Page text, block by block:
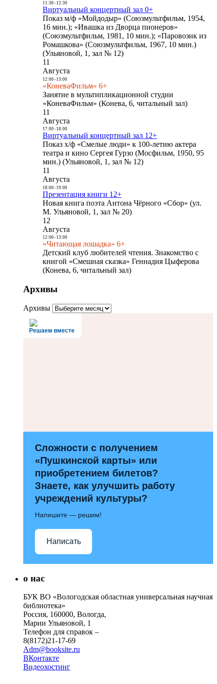
11:30- 12:30
Виртуальный концертный зал 0+
Показ м/ф «Мойдодыр» (Союзмультфильм, 1954,
16 мин.); «Ивашка из Дворца пионеров»
(Союзмультфильм, 1981, 10 мин.); «Паровозик из
Ромашкова» (Союзмультфильм, 1967, 10 мин.)
(Ульяновой, 1, зал № 12)
11
Августа
12:00- 13:00
«КоневаФильм» 6+
Занятие в мультипликационной студии
«КоневаФильм» (Конева, 6, читальный зал)
11
Августа
17:00- 18:00
Виртуальный концертный зал 12+
Показ х/ф «Смелые люди» к 100-летию актера
театра и кино Сергея Гурзо (Мосфильм, 1950, 95
мин.) (Ульяновой, 1, зал № 12)
11
Августа
18:00- 19:00
Презентация книги 12+
Новая книга поэта Антона Чёрного «Сбор» (ул.
М. Ульяновой, 1, зал № 20)
12
Августа
12:00- 13:00
«Читающая лошадка» 6+
Детский клуб любителей чтения. Знакомство с
книгой «Смешная сказка» Геннадия Цыферова
(Конева, 6, читальный зал)
Архивы
Архивы
Решаем вместе
Сложности с получением
«Пушкинской карты» или
приобретением билетов?
Знаете, как улучшить работу
учреждений культуры?
Напишите — решим!
Написать
о нас
БУК ВО «Вологодская областная универсальная научная
библиотека»
Россия, 160000, Вологда,
Марии Ульяновой, 1
Телефон для справок –
8(8172)21-17-69
Adm@booksite.ru
ВКонтакте
Видеохостинг